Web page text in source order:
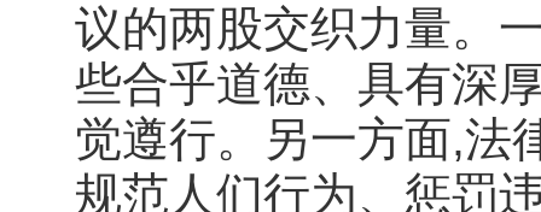
议的两股交织力量。
些合乎道德、具有深
觉遵行。另一方面,法
规范人们行为、惩罚